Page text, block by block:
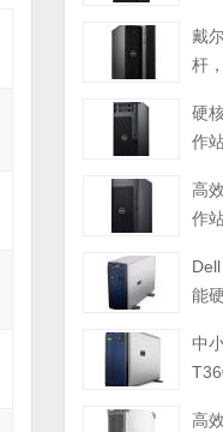
戴
杆
硬
作
高
作
能
中
高